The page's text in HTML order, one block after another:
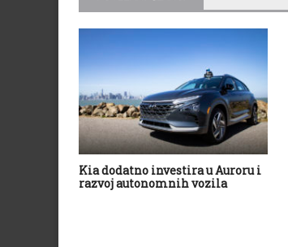
Kia dodatno investira u Auroru i
razvoj autonomnih vozila